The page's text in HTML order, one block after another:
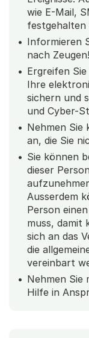
wie E-Mail,
festgehalten
Informieren
nach Zeugen!
Ergreifen
Ihre
sichern und
und Cyber-
Nehmen Sie
an, die Sie
Sie können
dieser
Ausserdem
Person
muss, damit
sich an das
die
vereinbart
Nehmen Sie
Hilfe in